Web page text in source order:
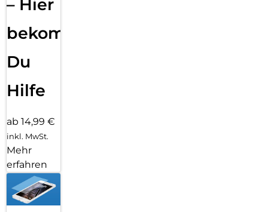
– Hier
bekommst
Du
Hilfe
ab 14,99 €
inkl. MwSt.
Mehr
erfahren